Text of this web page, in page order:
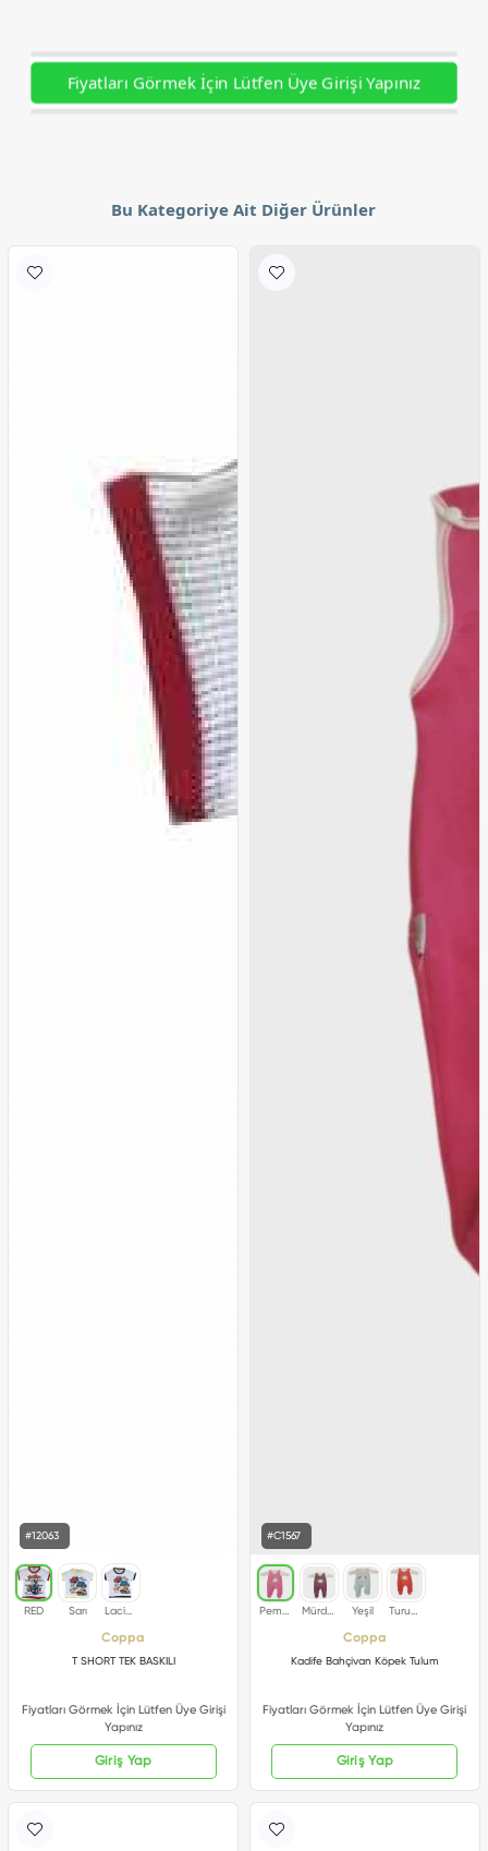
Fiyatları Görmek İçin Lütfen Üye Girişi Yapınız
Bu Kategoriye Ait Diğer Ürünler
#12063
Coppa
T SHORT TEK BASKILI
Fiyatları Görmek İçin Lütfen Üye Girişi
Yapınız
Giriş Yap
#C1567
Coppa
Kadife Bahçivan Köpek Tulum
Fiyatları Görmek İçin Lütfen Üye Girişi
Yapınız
Giriş Yap